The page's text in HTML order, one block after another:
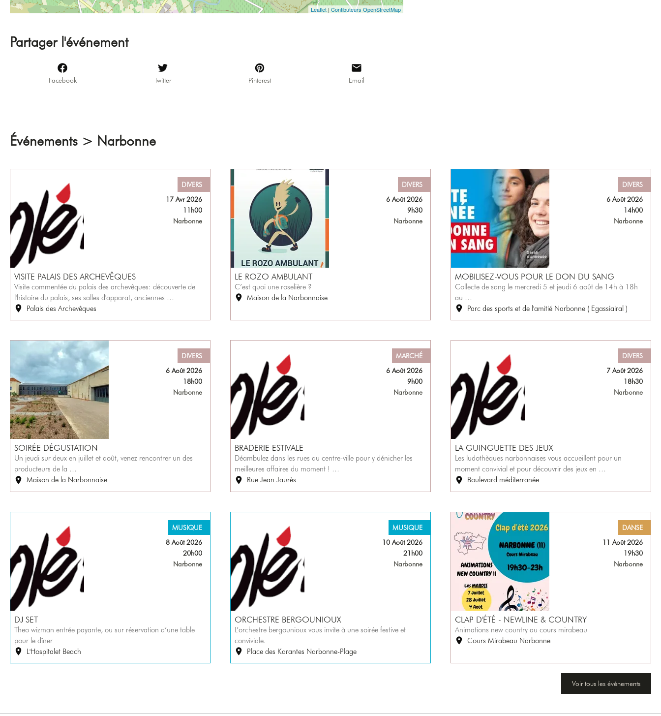
Leaflet | Contibuteurs OpenStreetMap
Partager l'événement
Facebook Twitter Pinterest Email
Événements > Narbonne
DIVERS
17 Avr 2026
11h00
Narbonne
VISITE PALAIS DES ARCHEVÊQUES
Visite commentée du palais des archevêques: découverte de
l'histoire du palais, ses salles d'apparat, anciennes …
Palais des Archevêques
DIVERS
6 Août 2026
9h30
Narbonne
LE ROZO AMBULANT
C’est quoi une roselière ?
Maison de la Narbonnaise
DIVERS
6 Août 2026
14h00
Narbonne
MOBILISEZ-VOUS POUR LE DON DU SANG
Collecte de sang le mercredi 5 et jeudi 6 août de 14h à 18h
au …
Parc des sports et de l'amitié Narbonne ( Egassiairal )
DIVERS
6 Août 2026
18h00
Narbonne
SOIRÉE DÉGUSTATION
Un jeudi sur deux en juillet et août, venez rencontrer un des
producteurs de la …
Maison de la Narbonnaise
MARCHÉ
6 Août 2026
9h00
Narbonne
BRADERIE ESTIVALE
Déambulez dans les rues du centre-ville pour y dénicher les
meilleures affaires du moment ! …
Rue Jean Jaurès
DIVERS
7 Août 2026
18h30
Narbonne
LA GUINGUETTE DES JEUX
Les ludothèques narbonnaises vous accueillent pour un
moment convivial et pour découvrir des jeux en …
Boulevard méditerranée
MUSIQUE
8 Août 2026
20h00
Narbonne
DJ SET
Theo wizman entrée payante, ou sur réservation d’une table
pour le dîner
L'Hospitalet Beach
MUSIQUE
10 Août 2026
21h00
Narbonne
ORCHESTRE BERGOUNIOUX
L’orchestre bergounioux vous invite à une soirée festive et
conviviale.
Place des Karantes Narbonne-Plage
DANSE
11 Août 2026
19h30
Narbonne
CLAP D'ÉTÉ - NEWLINE & COUNTRY
Animations new country au cours mirabeau
Cours Mirabeau Narbonne
Voir tous les événements